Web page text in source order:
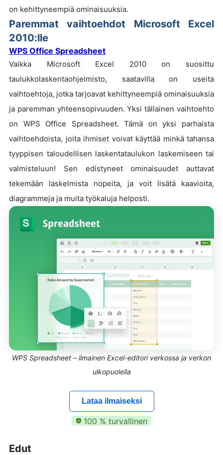
on kehittyneempiä ominaisuuksia.
Paremmat vaihtoehdot Microsoft Excel
2010:lle
WPS Office Spreadsheet
Vaikka Microsoft Excel 2010 on suosittu
taulukkolaskentaohjelmisto, saatavilla on useita
vaihtoehtoja, jotka tarjoavat kehittyneempiä ominaisuuksia
ja paremman yhteensopivuuden. Yksi tällainen vaihtoehto
on WPS Office Spreadsheet. Tämä on yksi parhaista
vaihtoehdoista, joita ihmiset voivat käyttää minkä tahansa
tyyppisen taloudellisen laskentataulukon laskemiseen tai
valmisteluun! Sen edistyneet ominaisuudet auttavat
tekemään laskelmista nopeita, ja voit lisätä kaavioita,
diagrammeja ja muita työkaluja helposti.
WPS Spreadsheet – ilmainen Excel-editori verkossa ja verkon
ulkopuolella
Lataa ilmaiseksi
100 % turvallinen
Edut